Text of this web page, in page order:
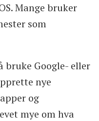
Mange bruker
som
Google- eller
nye
og
mye om hva